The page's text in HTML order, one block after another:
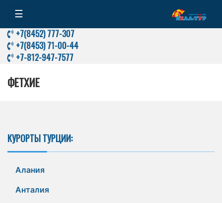
☰
+7(8452) 777-307
+7(8453) 71-00-44
+7-812-947-7577
ФЕТХИЕ
КУРОРТЫ ТУРЦИИ:
Алания
Анталия